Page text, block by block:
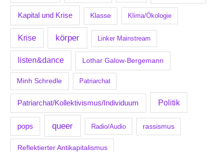
Kapital und Krise Klasse Klima/Ökologie
Krise körper Linker Mainstream
listen&dance Lothar Galow-Bergemann
Minh Schredle Patriarchat
Patriarchat/Kollektivismus/Individuum Politik
pops queer Radio/Audio rassismus
Reflektierter Antikapitalismus